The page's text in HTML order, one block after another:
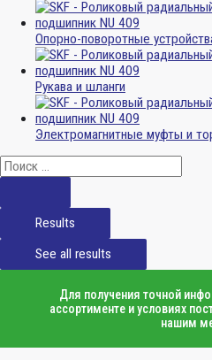
Опорно-поворотные
Рукава и шланги
Электромагнитные муфты и
Results
See all results
Для получения точной
ассортименте и условиях
нашим